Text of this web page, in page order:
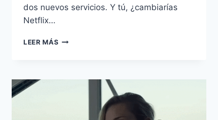
dos nuevos servicios. Y tú, ¿cambiarías
Netflix…
LEER MÁS LOS
NO